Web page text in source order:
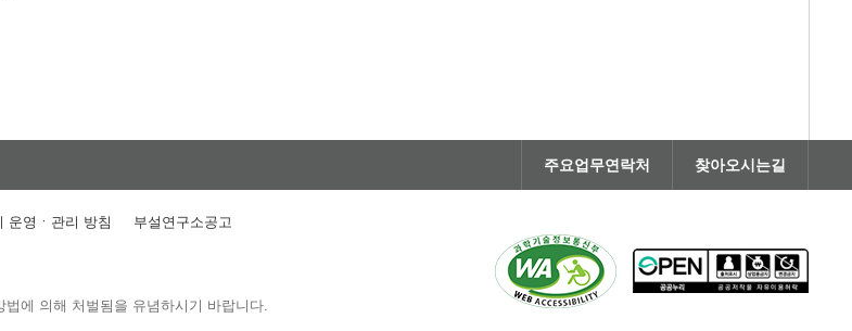
주요업무연락처 찾아오시는길
운영ㆍ관리 방침 부설연구소공고
에 의해 처벌됨을 유념하시기 바랍니다.